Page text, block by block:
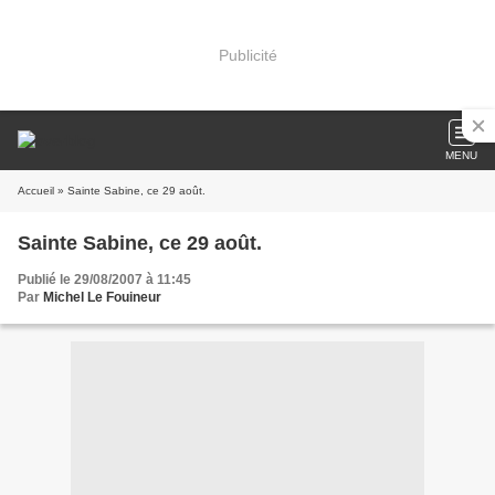
Publicité
MENU
Accueil » Sainte Sabine, ce 29 août.
Sainte Sabine, ce 29 août.
Publié le 29/08/2007 à 11:45
Par Michel Le Fouineur